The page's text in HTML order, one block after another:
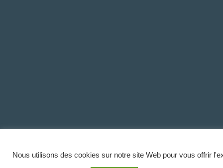
Nous utilisons des cookies sur notre site Web pour vous offrir